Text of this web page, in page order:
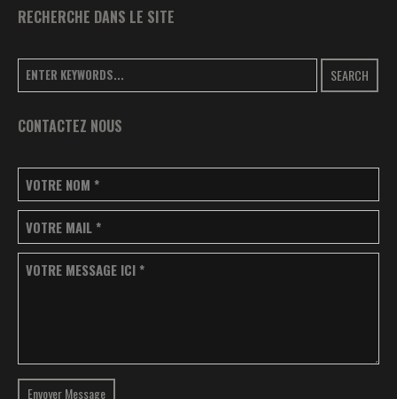
RECHERCHE DANS LE SITE
SEARCH
CONTACTEZ NOUS
VOTRE NOM *
VOTRE MAIL *
VOTRE MESSAGE ICI *
Envoyer Message